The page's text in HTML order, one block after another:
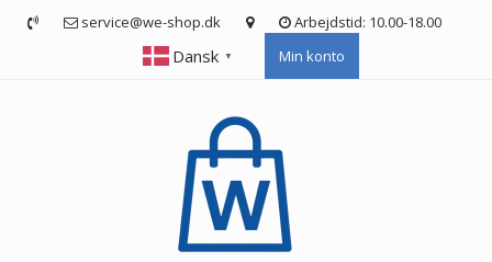
service@we-shop.dk Arbejdstid: 10.00-18.00
Dansk ▼ Min konto